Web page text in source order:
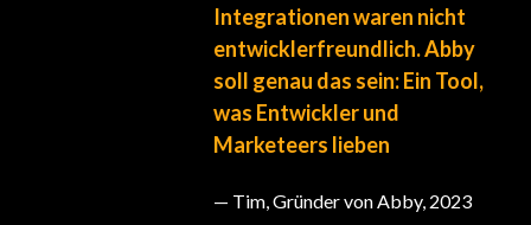
Integrationen waren nicht
entwicklerfreundlich.Abby
soll genau das sein:Ein Tool,
was Entwickler und
Marketeers lieben
— Tim, Gründer von Abby, 2023